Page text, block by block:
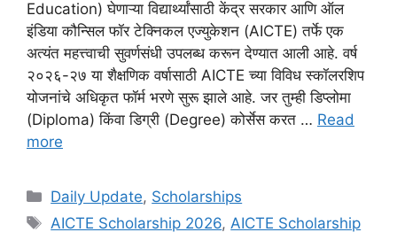
Education) घेणाऱ्या विद्यार्थ्यांसाठी केंद्र सरकार आणि ऑल
इंडिया कौन्सिल फॉर टेक्निकल एज्युकेशन (AICTE) तर्फे एक
अत्यंत महत्त्वाची सुवर्णसंधी उपलब्ध करून देण्यात आली आहे. वर्ष
२०२६-२७ या शैक्षणिक वर्षासाठी AICTE च्या विविध स्कॉलरशिप
योजनांचे अधिकृत फॉर्म भरणे सुरू झाले आहे. जर तुम्ही डिप्लोमा
(Diploma) किंवा डिग्री (Degree) कोर्सेस करत … Read
more
Categories
Daily Update, Scholarships
Tags
AICTE Scholarship 2026,AICTE Scholarship